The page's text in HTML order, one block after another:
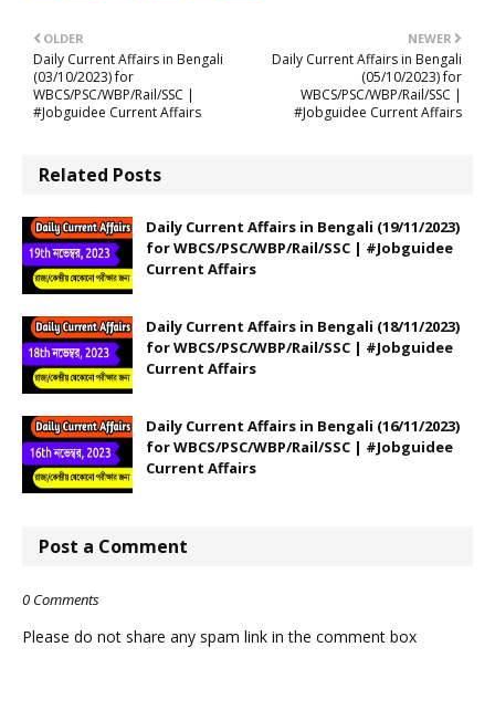
NEWER
Daily Current Affairs in Bengali
(05/10/2023) for
WBCS/PSC/WBP/Rail/SSC |
#Jobguidee Current Affairs
OLDER
Daily Current Affairs in Bengali
(03/10/2023) for
WBCS/PSC/WBP/Rail/SSC |
#Jobguidee Current Affairs
Related Posts
Daily Current Affairs in Bengali (19/11/2023)
for WBCS/PSC/WBP/Rail/SSC | #Jobguidee
Current Affairs
Daily Current Affairs in Bengali (18/11/2023)
for WBCS/PSC/WBP/Rail/SSC | #Jobguidee
Current Affairs
Daily Current Affairs in Bengali (16/11/2023)
for WBCS/PSC/WBP/Rail/SSC | #Jobguidee
Current Affairs
Post a Comment
0 Comments
Please do not share any spam link in the comment box